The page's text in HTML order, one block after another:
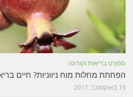
ספורט בריאות וקורונה
הפחתת מחלות מוח ניווניות? חיים
13 באוקטובר, 2017